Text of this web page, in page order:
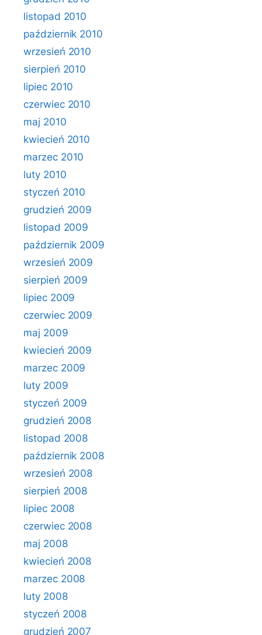
listopad 2010
październik 2010
wrzesień 2010
sierpień 2010
lipiec 2010
czerwiec 2010
maj 2010
kwiecień 2010
marzec 2010
luty 2010
styczeń 2010
grudzień 2009
listopad 2009
październik 2009
wrzesień 2009
sierpień 2009
lipiec 2009
czerwiec 2009
maj 2009
kwiecień 2009
marzec 2009
luty 2009
styczeń 2009
grudzień 2008
listopad 2008
październik 2008
wrzesień 2008
sierpień 2008
lipiec 2008
czerwiec 2008
maj 2008
kwiecień 2008
marzec 2008
luty 2008
styczeń 2008
grudzień 2007